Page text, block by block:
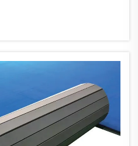
oraz spójności
równowagi jest
urządzeń w
akrobacyjne...